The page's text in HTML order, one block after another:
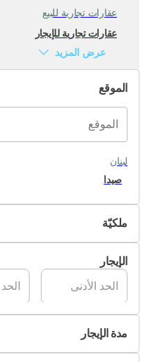
عقارات تجارية للبيع
عقارات تجارية للإيجار
عرض المزيد
الموقع
لبنان
صيدا
ملكيّة
من قِبل المالك
من قِبل الشركةالإيجار
مدة الإيجار
يومي